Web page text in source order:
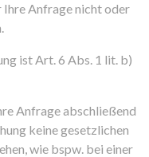
Ihre Anfrage nicht oder
ist Art. 6 Abs. 1 lit. b)
Anfrage abschließend
keine gesetzlichen
wie bspw. bei einer